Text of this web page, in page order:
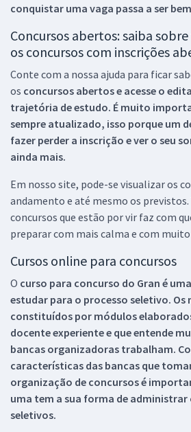
conquistar uma vaga passa a ser
Concursos abertos: saiba
os concursos com inscrições
Conte com a nossa ajuda para ficar
os concursos abertos e acesse o
trajetória de estudo. É muito
sempre atualizado, isso porque um
fazer perder a inscrição e ver o seu
ainda mais.
Em nosso site, pode-se visualizar os
andamento e até mesmo os
concursos que estão por vir faz com
preparar com mais calma e com
Cursos online para concursos
O curso para concurso do Gran é
estudar para o processo seletivo. Os
constituídos por módulos
docente experiente e que entende
bancas organizadoras trabalham.
características das bancas que
organização de concursos é
uma tem a sua forma de administrar
seletivos.